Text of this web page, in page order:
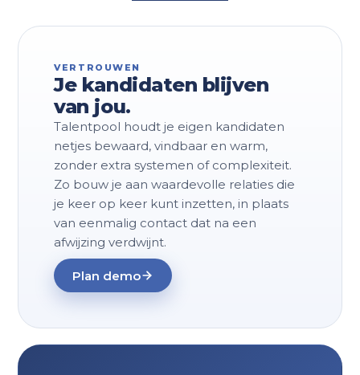
VERTROUWEN
Je kandidaten blijven
van jou.
Talentpool houdt je eigen kandidaten
netjes bewaard, vindbaar en warm,
zonder extra systemen of complexiteit.
Zo bouw je aan waardevolle relaties die
je keer op keer kunt inzetten, in plaats
van eenmalig contact dat na een
afwijzing verdwijnt.
Plan demo